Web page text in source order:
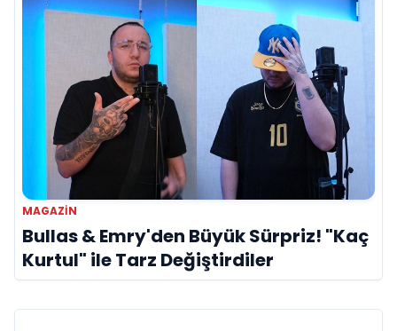
MAGAZİN
Bullas & Emry'den Büyük Sürpriz! "Kaç
Kurtul" ile Tarz Değiştirdiler